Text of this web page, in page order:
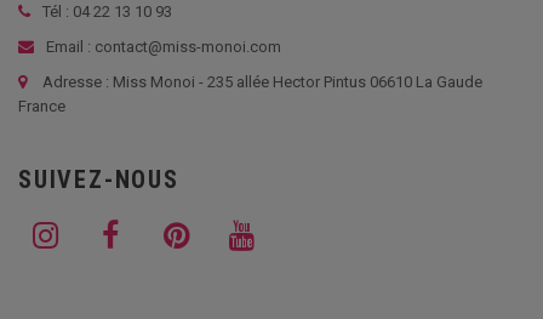
Tél : 04 22 13 10 93
Email : contact@miss-monoi.com
Adresse : Miss Monoi - 235 allée Hector Pintus 06610 La Gaude
France
SUIVEZ-NOUS